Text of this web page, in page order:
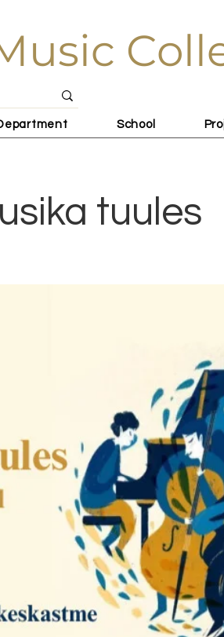
School
tuules